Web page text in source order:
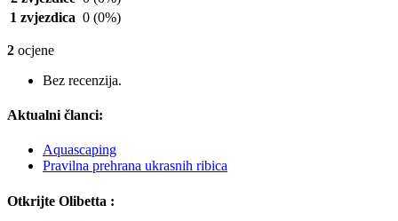
1 zvjezdica 0 (0%)
2 ocjene
Bez recenzija.
Aktualni članci:
Aquascaping
Pravilna prehrana ukrasnih ribica
Otkrijte Olibetta :